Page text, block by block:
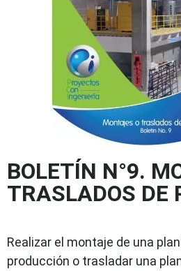
BOLETÍN N°9.
TRASLADOS DE
Realizar el montaje de una
producción o trasladar una